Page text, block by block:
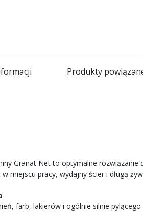
Produkty
Granat Net to optymalne
miejscu pracy, wydajny ścier i długą
farb, lakierów i ogólnie silnie pylącego